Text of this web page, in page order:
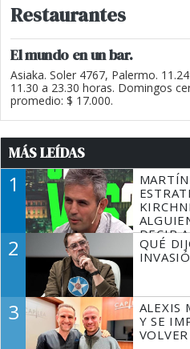
Restaurantes
El mundo en un bar.
Asiaka. Soler 4767, Palermo.
11.30 a 23.30 horas. Domingos
promedio: $ 17.000.
MÁS LEÍDAS
1
DECIR
TIENE
2
QUÉ
3
ALEXIS
Y SE